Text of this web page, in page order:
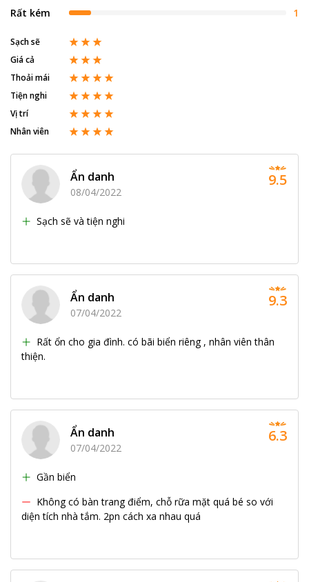
Rất kém
1
Sạch sẽ
Giá cả
Thoải mái
Tiện nghi
Vị trí
Nhân viên
Ẩn danh
08/04/2022
Sạch sẽ và tiện nghi
9.5
Ẩn danh
07/04/2022
Rất ổn cho gia đình. có bãi biển riêng , nhân viên thân
thiện.
9.3
Ẩn danh
07/04/2022
Gần biển
Không có bàn trang điểm, chỗ rữa mặt quá bé so với
diện tích nhà tắm. 2pn cách xa nhau quá
6.3